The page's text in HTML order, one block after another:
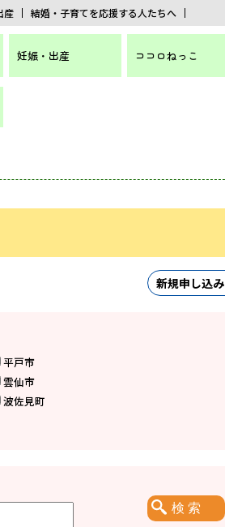
産 結婚・子育てを応援する人たちへ
妊娠・出産 ココロねっこ
新規申し込み
平戸市
雲仙市
波佐見町